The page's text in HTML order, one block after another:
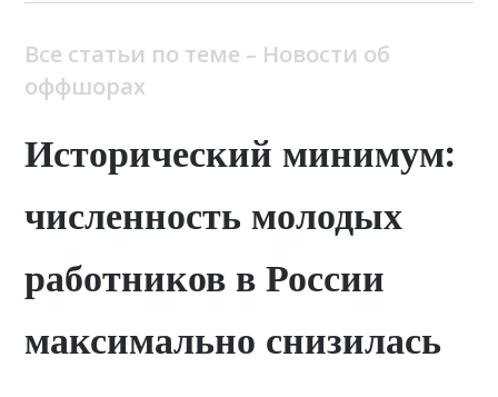
Все статьи по теме – Новости об
оффшорах
Исторический минимум:
численность молодых
работников в России
максимально снизилась